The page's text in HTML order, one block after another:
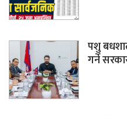
पशु
गर्ने